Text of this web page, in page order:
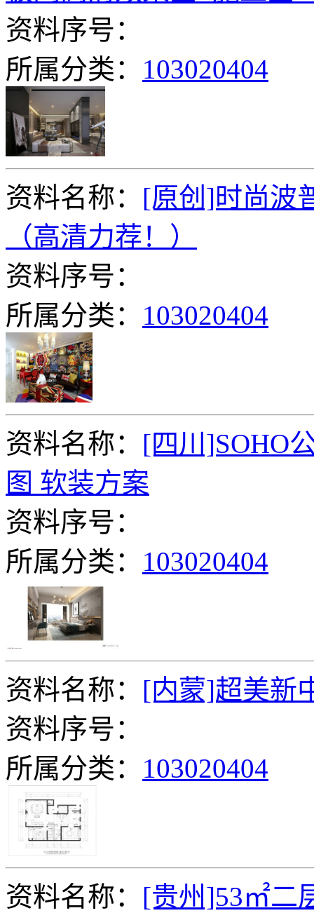
资料序号：
所属分类： 103020404
资料名称： [原创]时尚波
（高清力荐！）
资料序号：
所属分类： 103020404
资料名称： [四川]SOHO
图 软装方案
资料序号：
所属分类： 103020404
资料名称： [内蒙]超美新
资料序号：
所属分类： 103020404
资料名称： [贵州]53㎡二